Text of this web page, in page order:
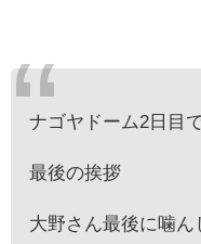
ナゴヤドーム2日目
最後の挨拶
大野さん最後に噛ん